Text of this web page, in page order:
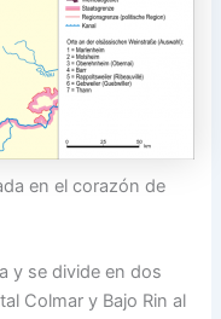
en el corazón de
y se divide en dos
Colmar y Bajo Rin al